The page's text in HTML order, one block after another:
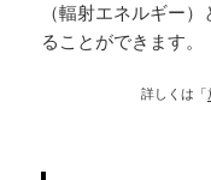
（輻射エネルギー
ることができます。
詳しくは「